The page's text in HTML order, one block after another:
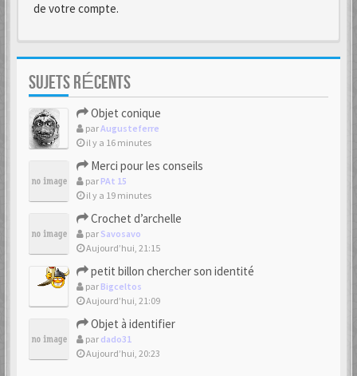
de votre compte.
SUJETS RÉCENTS
Objet conique
parAugusteferre
il y a 16 minutes
Merci pour les conseils
par PAt 15
il y a 19 minutes
Crochet d’archelle
par Savosavo
Aujourd’hui, 21:15
petit billon chercher son identité
par Bigceltos
Aujourd’hui, 21:09
Objet à identifier
par dado31
Aujourd’hui, 20:23